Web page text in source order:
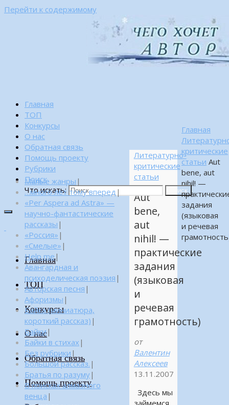
Перейти к содержимому
Главная
ТОП
Конкурсы
О нас
Обратная связь
Помощь проекту
Рубрики
Поиск
Что искать:
Поиск
Главная
ТОП
Конкурсы
О нас
Обратная связь
Помощь проекту
Главная
критические
статьи Aut
bene, aut
nihil! —
задания
(языковая
и речевая
Литературно-
критические
статьи
Aut
bene,
aut
nihil! —
практические
задания
(языковая
и
речевая
грамотность)
от
Валентин
Алексеев
13.11.2007
Здесь мы
Малые жанры |
…много лет тому вперед |
«Per Aspera ad Astra» —
научно-фантастические
рассказы |
«Россия» |
«Смелые» |
Help me|
Авангардная и
психоделическая поэзия |
Авторская песня |
Афоризмы |
Байка (миниатюра,
короткий рассказ) |
Байки|
Байки в стихах |
Без рубрики |
Большой рассказ. |
Братья по разуму|
В поисках алмазного
венца |